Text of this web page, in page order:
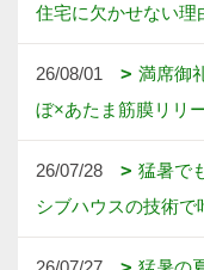
住宅に欠かせない理
26/08/01
満席御
ぼ×あたま筋膜リリ
26/07/28
猛暑で
シブハウスの技術で